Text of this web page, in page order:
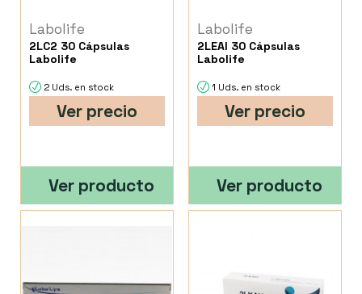
Labolife
2LC2 30 Cápsulas
Labolife
2 Uds. en stock
Ver precio
Ver producto
Labolife
2LEAI 30 Cápsulas
Labolife
1 Uds. en stock
Ver precio
Ver producto